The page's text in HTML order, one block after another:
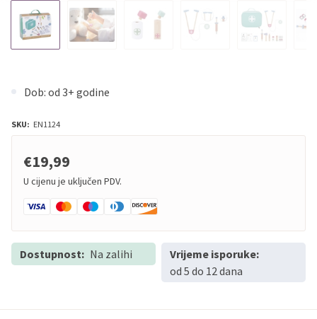
Dob: od 3+ godine
SKU: EN1124
€19,99
U cijenu je uključen PDV.
Dostupnost: Na zalihi
Vrijeme isporuke:
od 5 do 12 dana